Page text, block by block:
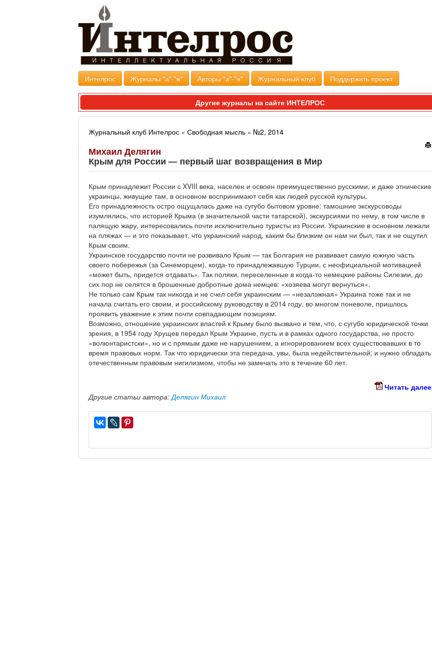
Интелрос Журналы "а"-"я" Авторы "а"-"я" Журнальный клуб Поддержать проект
Другие журналы на сайте ИНТЕЛРОС
Журнальный клуб Интелрос » Свободная мысль » №2, 2014
Михаил Делягин
Крым для России — первый шаг возвращения в Мир
Крым принадлежит России с XVIII века, населен и освоен преимущественно русскими, и даже этнические
украинцы, живущие там, в основном воспринимают себя как людей русской культуры.
Его принадлежность остро ощущалась даже на сугубо бытовом уровне: тамошние экскурсоводы
изумлялись, что историей Крыма (в значительной части татарской), экскурсиями по нему, в том числе в
палящую жару, интересовались почти исключительно туристы из России. Украинские в основном лежали
на пляжах — и это показывает, что украинский народ, каким бы близким он нам ни был, так и не ощутил
Крым своим.
Украинское государство почти не развивало Крым — так Болгария не развивает самую южную часть
своего побережья (за Синеморцем), когда-то принадлежавшую Турции, с неофициальной мотивацией
«может быть, придется отдавать». Так поляки, переселенные в когда-то немецкие районы Силезии, до
сих пор не селятся в брошенные добротные дома немцев: «хозяева могут вернуться».
Не только сам Крым так никогда и не счел себя украинским — «незалэжная» Украина тоже так и не
начала считать его своим, и российскому руководству в 2014 году, во многом поневоле, пришлось
проявить уважение к этим почти совпадающим позициям.
Возможно, отношение украинских властей к Крыму было вызвано и тем, что, с сугубо юридической точки
зрения, в 1954 году Хрущев передал Крым Украине, пусть и в рамках одного государства, не просто
«волюнтаристски», но и с прямым даже не нарушением, а игнорированием всех существовавших в то
время правовых норм. Так что юридически эта передача, увы, была недействительной; и нужно обладать
отечественным правовым нигилизмом, чтобы не замечать это в течение 60 лет.
Читать далее
Другие статьи автора:Делягин Михаил